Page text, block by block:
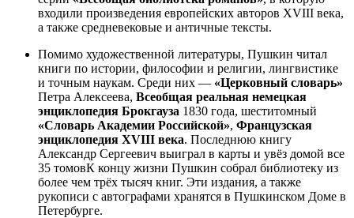
входили произведения европейских авторов XVIII века,
а также средневековые и античные тексты.
Помимо художественной литературы, Пушкин читал
книги по истории, философии и религии, лингвистике
и точным наукам. Среди них — «Церковный словарь»
Петра Алексеева, Всеобщая реальная немецкая
энциклопедия Брокгауза 1830 года, шеститомный
«Словарь Академии Российской», Французская
энциклопедия XVIII века. Последнюю книгу
Александр Сергеевич выиграл в карты и увёз домой все
35 томовК концу жизни Пушкин собрал библиотеку из
более чем трёх тысяч книг. Эти издания, а также
рукописи с автографами хранятся в Пушкинском Доме в
Петербурге.